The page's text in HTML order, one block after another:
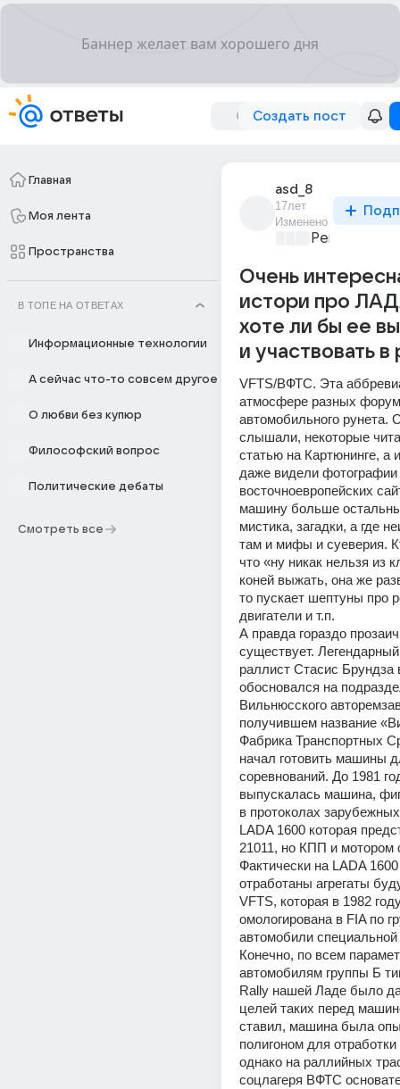
Создать пост
Главная
Моя лента
Пространства
В ТОПЕ НА ОТВЕТАХ
Информационные технологии
А сейчас что-то совсем другое
О любви без купюр
Философский вопрос
Политические дебаты
Смотреть все
asd_8
17лет
Изменено
Ремонт и
Очень
истори про
хоте ли бы ее
и участвовать в
VFTS/ВФТС. Эта
атмосфере разных
автомобильного рунета.
слышали, некоторые
статью на Картюнинге, а
даже видели фотографии
восточноевропейских
машину больше
мистика, загадки, а где
там и мифы и суеверия.
что «ну никак нельзя из
коней выжать, она же
то пускает шептуны про
двигатели и т.п.
А правда гораздо
существует.
раллист Стасис Брундза
обосновался на
Вильнюсского
получившем название
Фабрика Транспортных
начал готовить машины
соревнований. До 1981
выпускалась машина,
в протоколах
LADA 1600 которая
21011, но КПП и мотором
Фактически на LADA
отработаны агрегаты
VFTS, которая в 1982
омологирована в FIA по
автомобили специальной
Конечно, по всем
автомобилям группы Б
Rally нашей Ладе было
целей таких перед
ставил, машина была
полигоном для
однако на раллийных
соцлагеря ВФТС